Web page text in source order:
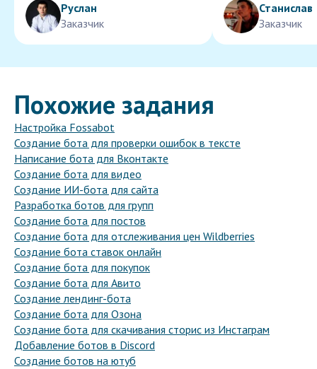
Руслан
Заказчик
Станислав
Заказчик
Похожие задания
Настройка Fossabot
Создание бота для проверки ошибок в тексте
Написание бота для Вконтакте
Создание бота для видео
Создание ИИ-бота для сайта
Разработка ботов для групп
Создание бота для постов
Создание бота для отслеживания цен Wildberries
Создание бота ставок онлайн
Создание бота для покупок
Создание бота для Авито
Создание лендинг-бота
Создание бота для Озона
Создание бота для скачивания сторис из Инстаграм
Добавление ботов в Discord
Создание ботов на ютуб